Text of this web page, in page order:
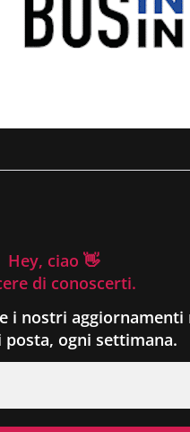
Hey, ciao 👋
di conoscerti.
i nostri aggiornamenti
posta, ogni settimana.